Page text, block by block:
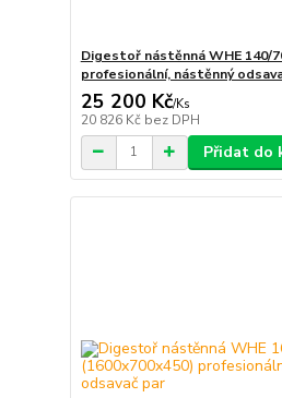
Digestoř nástěnná WHE 140/
profesionální, nástěnný
25 200 Kč/Ks
20 826 Kč bez DPH
Přidat do